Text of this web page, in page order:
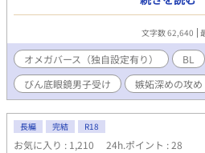
活も順調だったある日、アランがオ
帰宅する。 ラット状態のアランは
オメガバースの世界のお話です。 ベ
ファのアランに愛されまくってベー
オメガの設定となっています。 留学
子ベータ
文字数 62,640
オメガバース（独自設定有り） BL
びん底眼鏡男子受け
嫉妬深めの攻め
長編 完結 R18
お気に入り : 1,210 24h.ポイント : 28